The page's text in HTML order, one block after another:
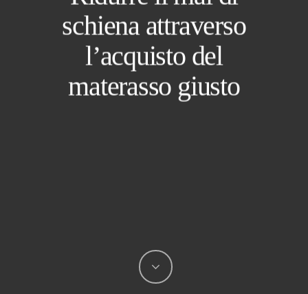
schiena attraverso
l’acquisto del
materasso giusto